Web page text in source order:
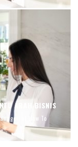
ARAH BISNIS
How To